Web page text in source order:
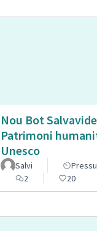
Nou Bot
Patrimoni
Unesco
Salvi
2
20